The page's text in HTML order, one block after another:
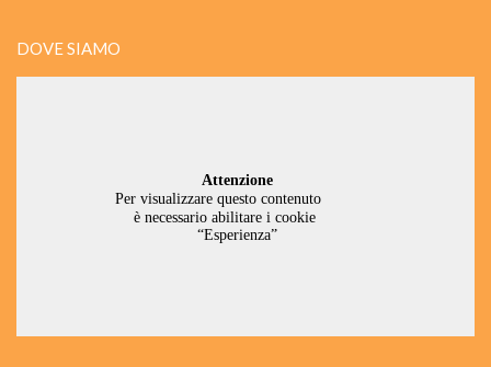
DOVE SIAMO